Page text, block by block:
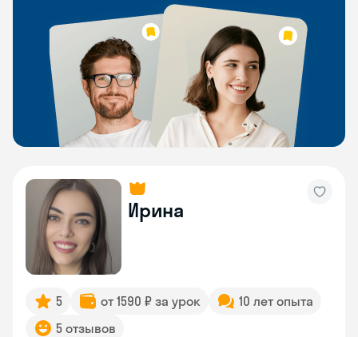
Ирина
5 от 1590 ₽ за урок
10 лет опыта
5 отзывов